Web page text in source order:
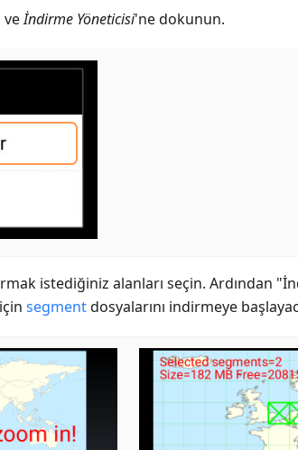
veİndirme Yöneticisi'ne dokunun.
istediğiniz alanları seçin. Ardından
segmentdosyalarını indirmeye